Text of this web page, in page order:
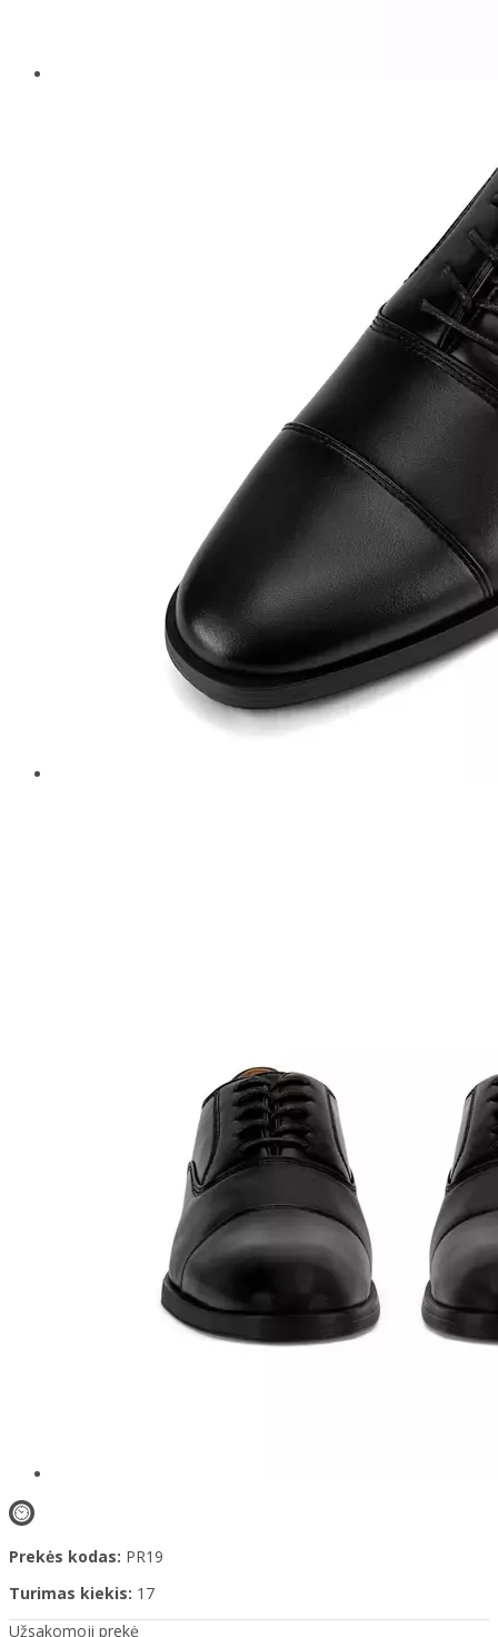
Prekės kodas: PR19
Turimas kiekis: 17
Užsakomoji prekė